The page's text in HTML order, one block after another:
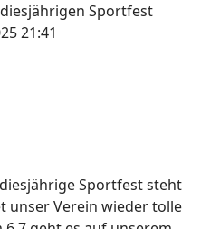
Sportfest
21:41
Sportfest steht
unser Verein wieder tolle